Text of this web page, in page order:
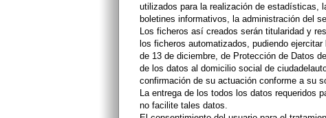
utilizados para la realización de estadísticas,
boletines informativos, la administración del
Los ficheros así creados serán titularidad y
los ficheros automatizados, pudiendo
de 13 de diciembre, de Protección de Datos
de los datos al domicilio social de
confirmación de su actuación conforme a su
La entrega de los todos los datos requeridos
no facilite tales datos.